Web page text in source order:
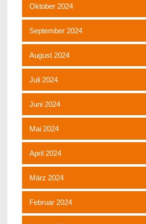
Oktober 2024
September 2024
August 2024
Juli 2024
Juni 2024
Mai 2024
April 2024
März 2024
Februar 2024